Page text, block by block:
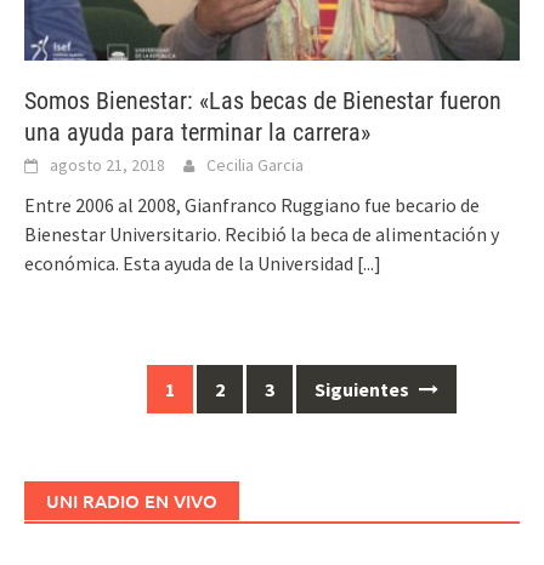
Somos Bienestar: «Las becas de Bienestar fueron
una ayuda para terminar la carrera»
agosto 21, 2018 Cecilia Garcia
Entre 2006 al 2008, Gianfranco Ruggiano fue becario de
Bienestar Universitario. Recibió la beca de alimentación y
económica. Esta ayuda de la Universidad [...]
entradas
1 2 3 Siguientes
UNI RADIO EN VIVO